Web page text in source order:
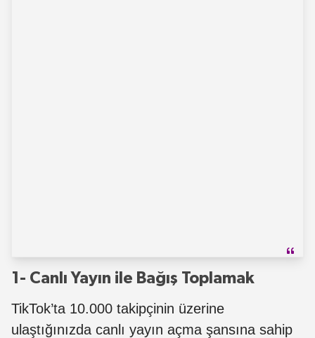
1- Canlı Yayın ile Bağış Toplamak
TikTok’ta 10.000 takipçinin üzerine
ulaştığınızda canlı yayın açma şansına sahip